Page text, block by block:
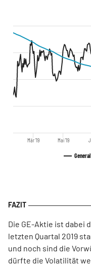
Mär '19 Mai '19
Die GE-Aktie ist dabei
letzten Quartal 2019
und noch sind die
dürfte die Volatilität